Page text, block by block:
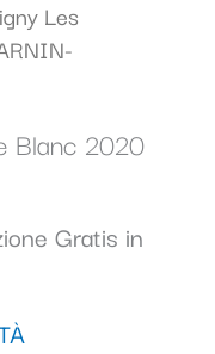
Les
Blanc 2020
Gratis in